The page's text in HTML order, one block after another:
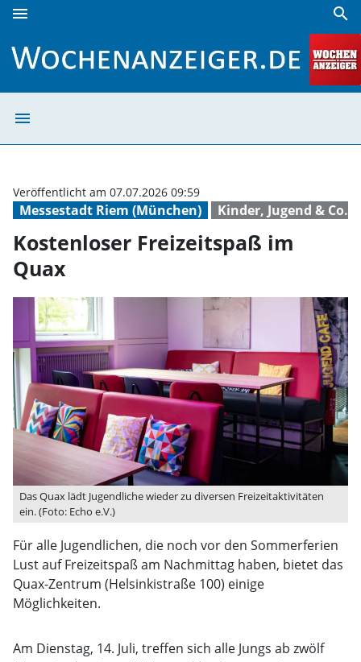
menu search
menu
Messestadt Riem (München) Kinder, Jugend & Co.
Veröffentlicht am 07.07.2026 09:59
Kostenloser Freizeitspaß im
Quax
Das Quax lädt Jugendliche wieder zu diversen Freizeitaktivitäten
ein. (Foto: Echo e.V.)
Für alle Jugendlichen, die noch vor den Sommerferien
Lust auf Freizeitspaß am Nachmittag haben, bietet das
Quax-Zentrum (Helsinkistraße 100) einige
Möglichkeiten.
Am Dienstag, 14. Juli, treffen sich alle Jungs ab zwölf